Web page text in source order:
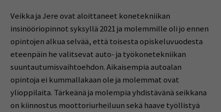
Veikka ja Jere ovat aloittaneet konetekniikan
insinööriopinnot syksyllä 2021 ja molemmille oli jo ennen
opintojen alkua selvää, että toisesta opiskeluvuodesta
eteenpäin he valitsevat auto- ja työkonetekniikan
suuntautumisvaihtoehdon. Aikaisempia autoalan
opintoja ei kummallakaan ole ja molemmat ovat
ylioppilaita. Tärkeänä ja molempia yhdistävänä seikkana
on kiinnostus moottoriurheiluun sekä haave työllistyä